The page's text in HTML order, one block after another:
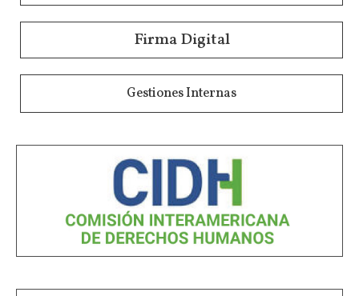
Firma Digital
Gestiones Internas